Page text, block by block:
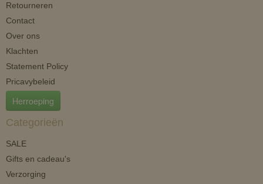
Retourneren
Contact
Over ons
Klachten
Statement Policy
Pricavybeleid
Herroeping
Categorieën
SALE
Gifts en cadeau's
Verzorging